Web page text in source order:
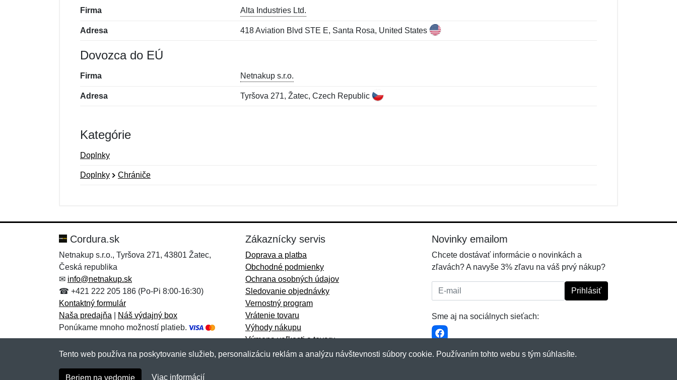
Firma Alta Industries Ltd.
Adresa 418 Aviation Blvd STE E, Santa Rosa, United States
Dovozca do EÚ
Firma Netnakup s.r.o.
Adresa Tyršova 271, Žatec, Czech Republic
Kategórie
Doplnky
Doplnky Chrániče
Správa*
Pridať
Správa*
Pridať
Cordura.sk
Netnakup s.r.o., Tyršova 271, 43801 Žatec,
Česká republika
✉ info@netnakup.sk
☎ +421 222 205 186 (Po-Pi 8:00-16:30)
Kontaktný formulár
Naša predajňa
Náš výdajný box
Ponúkame mnoho možností platieb.
Zákaznícky servis
Doprava a platba
Obchodné podmienky
Ochrana osobných údajov
Sledovanie objednávky
Vernostný program
Vrátenie tovaru
Výhody nákupu
Výmena veľkosti a tovaru
Viac informácií...
Novinky emailom
Chcete dostávať informácie o novinkách a
zľavách? A navyše 3% zľavu na váš prvý nákup?
E-mail: Prihlásiť
Sme aj na sociálnych sieťach:
Tento web používa na poskytovanie služieb, personalizáciu reklám a analýzu návštevnosti súbory cookie. Používaním tohto webu s tým súhlasíte.
Beriem na vedomie Viac informácií